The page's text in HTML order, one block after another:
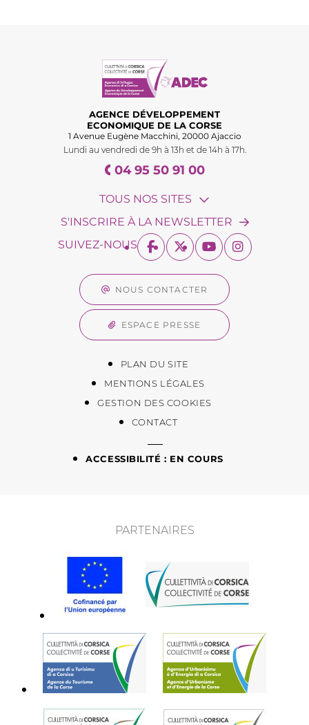
AGENCE DÉVELOPPEMENT
ECONOMIQUE DE LA CORSE
1 Avenue Eugène Macchini, 20000 Ajaccio
Lundi au vendredi de 9h à 13h et de 14h à 17h.
04 95 50 91 00
TOUS NOS SITES
S'INSCRIRE À LA NEWSLETTER
SUIVEZ-NOUS
NOUS CONTACTER
ESPACE PRESSE
PLAN DU SITE
MENTIONS LÉGALES
GESTION DES COOKIES
CONTACT
ACCESSIBILITÉ : EN COURS
PARTENAIRES